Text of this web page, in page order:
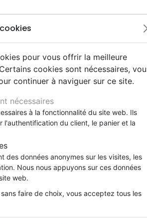
NouveautésBibles
Français fondamental
Autres versions
Bibles d'étude
Bibles audio
Livres
Famille, couple
Personne, santé
Ethique, société, politique
Religions
Adolescents, jeunes
Enseignement jeunesse
Noël, Musique de fête
Recueils et partitions
Concerts, spectacles
Objets cadeaux
Jeux
Fourres de Bible
(Christmas elements)
petite Noël
produit
8712159211467
0 g
pour vous offrir la meilleure
cookies sont nécessaires,
continuer à naviguer sur ce site.
nécessaires
à la fonctionnalité du site web. Ils
l'authentification du client, le panier et la
des données anonymes sur les visites, les
Nous nous appuyons sur ces données
web.
faire de choix, vous acceptez tous les